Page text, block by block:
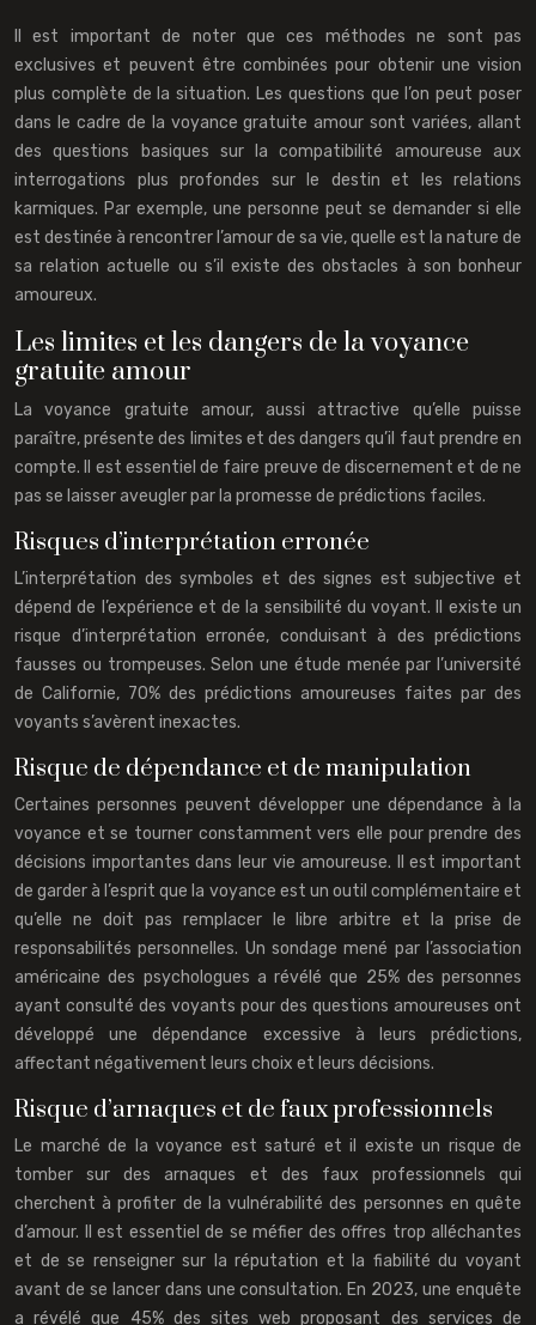
Il est important de noter que ces méthodes ne sont pas
exclusives et peuvent être combinées pour obtenir une vision
plus complète de la situation. Les questions que l’on peut poser
dans le cadre de la voyance gratuite amour sont variées, allant
des questions basiques sur la compatibilité amoureuse aux
interrogations plus profondes sur le destin et les relations
karmiques. Par exemple, une personne peut se demander si elle
est destinée à rencontrer l’amour de sa vie, quelle est la nature de
sa relation actuelle ou s’il existe des obstacles à son bonheur
amoureux.
Les limites et les dangers de la voyance
gratuite amour
La voyance gratuite amour, aussi attractive qu’elle puisse
paraître, présente des limites et des dangers qu’il faut prendre en
compte. Il est essentiel de faire preuve de discernement et de ne
pas se laisser aveugler par la promesse de prédictions faciles.
Risques d’interprétation erronée
L’interprétation des symboles et des signes est subjective et
dépend de l’expérience et de la sensibilité du voyant. Il existe un
risque d’interprétation erronée, conduisant à des prédictions
fausses ou trompeuses. Selon une étude menée par l’université
de Californie, 70% des prédictions amoureuses faites par des
voyants s’avèrent inexactes.
Risque de dépendance et de manipulation
Certaines personnes peuvent développer une dépendance à la
voyance et se tourner constamment vers elle pour prendre des
décisions importantes dans leur vie amoureuse. Il est important
de garder à l’esprit que la voyance est un outil complémentaire et
qu’elle ne doit pas remplacer le libre arbitre et la prise de
responsabilités personnelles. Un sondage mené par l’association
américaine des psychologues a révélé que 25% des personnes
ayant consulté des voyants pour des questions amoureuses ont
développé une dépendance excessive à leurs prédictions,
affectant négativement leurs choix et leurs décisions.
Risque d’arnaques et de faux professionnels
Le marché de la voyance est saturé et il existe un risque de
tomber sur des arnaques et des faux professionnels qui
cherchent à profiter de la vulnérabilité des personnes en quête
d’amour. Il est essentiel de se méfier des offres trop alléchantes
et de se renseigner sur la réputation et la fiabilité du voyant
avant de se lancer dans une consultation. En 2023, une enquête
a révélé que 45% des sites web proposant des services de